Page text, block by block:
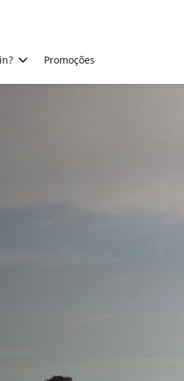
Promoções